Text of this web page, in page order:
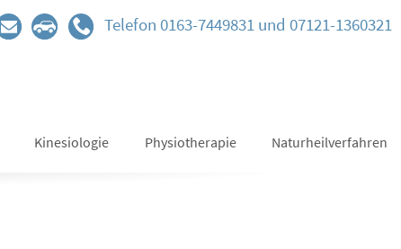
Telefon 0163-7449831 und 07121-1360321
Kinesiologie Physiotherapie Naturheilverfahren